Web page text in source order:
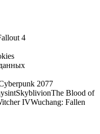
4
2077
SkyblivionThe Blood of
IVWuchang: Fallen